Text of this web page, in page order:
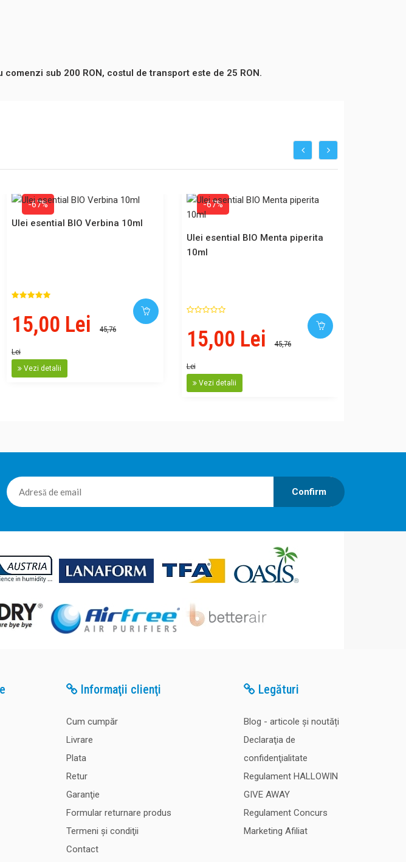
sub 200 RON, costul de transport este de 25 RON.
-67%
Ulei esential BIO Verbina 10ml
15,00 Lei 45,76
Lei
Vezi detalii
-67%
Ulei esential BIO Menta piperita
10ml
15,00 Lei 45,76
Lei
Vezi detalii
Confirm
Informaţii clienţi
Cum cumpăr
Livrare
Plata
Retur
Garanţie
Formular returnare produs
Termeni şi condiţii
Contact
Legături
Blog - articole și noutăți
Declaraţia de
confidenţialitate
Regulament HALLOWIN
GIVE AWAY
Regulament Concurs
Marketing Afiliat